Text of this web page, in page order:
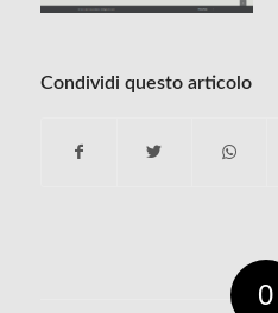
Condividi questo articolo
0